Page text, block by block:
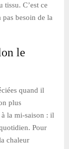
tissu. C’est ce
besoin de la
le
quand il
plus
la mi-saison : il
Pour
chaleur